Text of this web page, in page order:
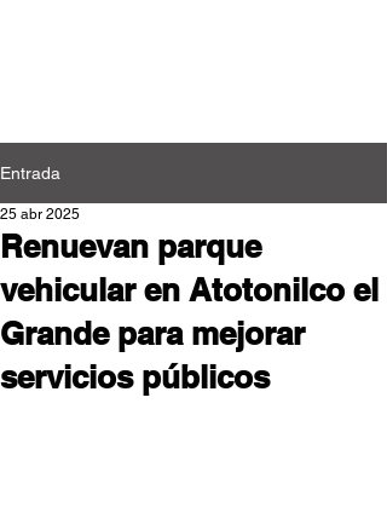
Entrada
Renuevan parque
vehicular en Atotonilco el
Grande para mejorar
servicios públicos
25 abr 2025